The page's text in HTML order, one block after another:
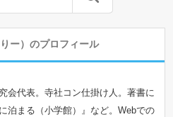
ー）のプロフィール
会代表。寺社コン仕掛け人。著書に
に泊まる（小学館）』など。Webでの